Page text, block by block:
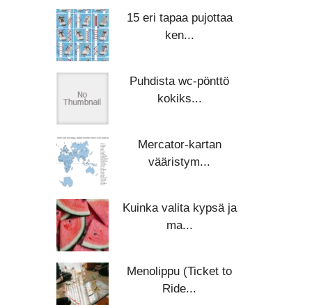
15 eri tapaa pujottaa
ken...
Puhdista wc-pönttö
kokiks...
Mercator-kartan
vääristym...
Kuinka valita kypsä ja
ma...
Menolippu (Ticket to
Ride...